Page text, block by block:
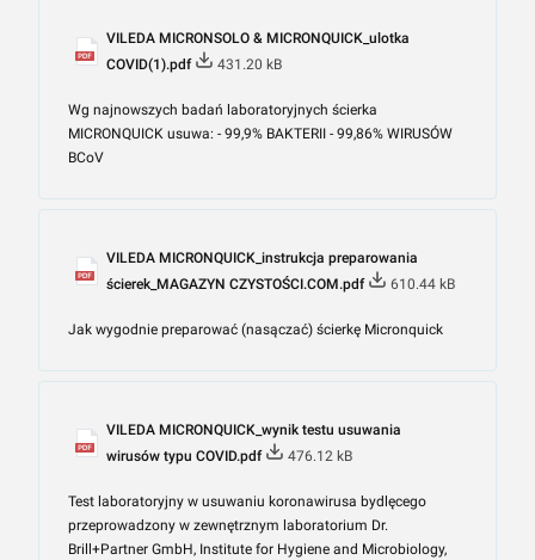
VILEDA MICRONSOLO & MICRONQUICK_ulotka
COVID(1).pdf
431.20 kB
Wg najnowszych badań laboratoryjnych ścierka
MICRONQUICK usuwa: - 99,9% BAKTERII - 99,86% WIRUSÓW
BCoV
VILEDA MICRONQUICK_instrukcja preparowania
ścierek_MAGAZYN CZYSTOŚCI.COM.pdf
610.44 kB
Jak wygodnie preparować (nasączać) ścierkę Micronquick
VILEDA MICRONQUICK_wynik testu usuwania
wirusów typu COVID.pdf
476.12 kB
Test laboratoryjny w usuwaniu koronawirusa bydlęcego
przeprowadzony w zewnętrznym laboratorium Dr.
Brill+Partner GmbH, Institute for Hygiene and Microbiology,